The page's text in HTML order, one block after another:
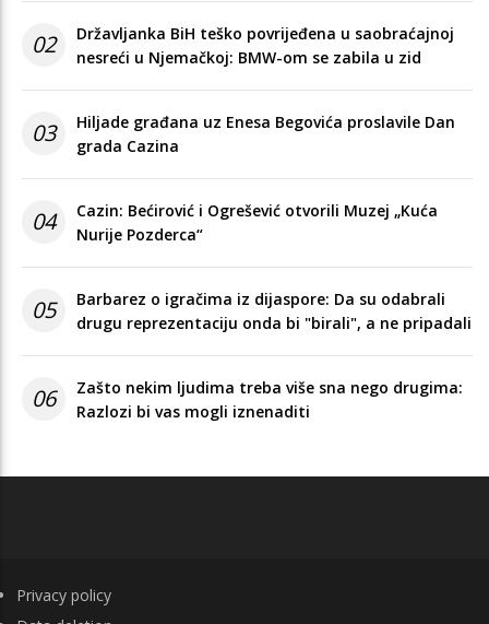
02
Državljanka BiH teško povrijeđena u saobraćajnoj
nesreći u Njemačkoj: BMW-om se zabila u zid
03
Hiljade građana uz Enesa Begovića proslavile Dan
grada Cazina
04
Cazin: Bećirović i Ogrešević otvorili Muzej „Kuća
Nurije Pozderca“
05
Barbarez o igračima iz dijaspore: Da su odabrali
drugu reprezentaciju onda bi "birali", a ne pripadali
06
Zašto nekim ljudima treba više sna nego drugima:
Razlozi bi vas mogli iznenaditi
FOOTER
Privacy policy